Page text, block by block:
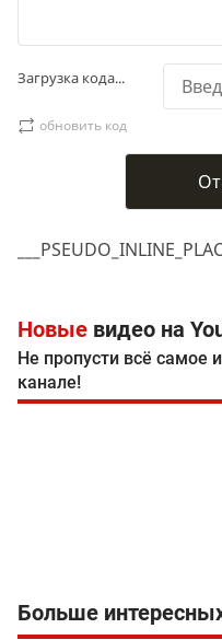
Загрузка кода...
обновить код
Новые видео на
Не пропусти всё самое
канале!
Больше